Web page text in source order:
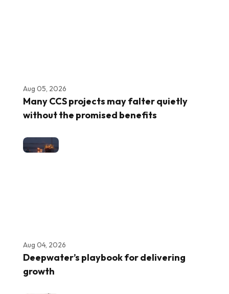
Aug 05, 2026
Many CCS projects may falter quietly
without the promised benefits
Aug 04, 2026
Deepwater’s playbook for delivering
growth